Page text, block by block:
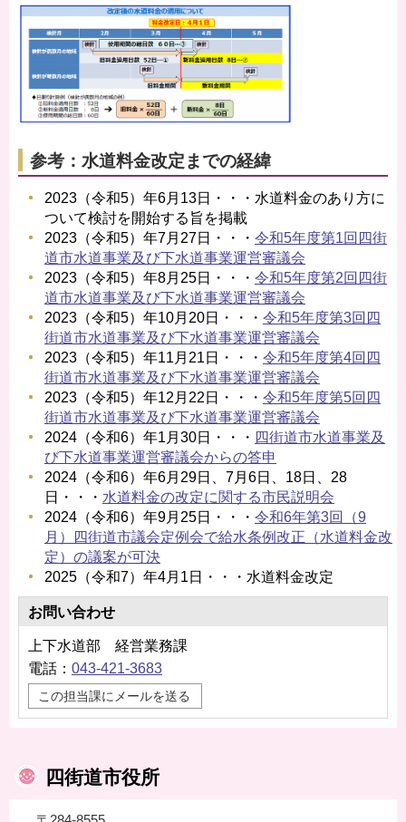
参考：水道料金改定までの経緯
2023（令和5）年6月13日・・・水道料金のあり方に
ついて検討を開始する旨を掲載
2023（令和5）年7月27日・・・ 令和5年度第1回四街
道市水道事業及び下水道事業運営審議会
2023（令和5）年8月25日・・・ 令和5年度第2回四街
道市水道事業及び下水道事業運営審議会
2023（令和5）年10月20日・・・ 令和5年度第3回四
街道市水道事業及び下水道事業運営審議会
2023（令和5）年11月21日・・・ 令和5年度第4回四
街道市水道事業及び下水道事業運営審議会
2023（令和5）年12月22日・・・ 令和5年度第5回四
街道市水道事業及び下水道事業運営審議会
2024（令和6）年1月30日・・・ 四街道市水道事業及
び下水道事業運営審議会からの答申
2024（令和6）年6月29日、7月6日、18日、28
日・・・ 水道料金の改定に関する市民説明会
2024（令和6）年9月25日・・・ 令和6年第3回（9
月）四街道市議会定例会で給水条例改正（水道料金改
定）の議案が可決
2025（令和7）年4月1日・・・水道料金改定
お問い合わせ
上下水道部 経営業務課
電話： 043-421-3683
この担当課にメールを送る
四街道市役所